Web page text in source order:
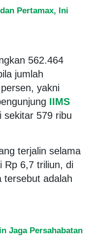
Pertamax, Ini
562.464
jumlah
yakni
IIMS
sekitar 579 ribu
terjalin selama
Rp 6,7 triliun, di
tersebut adalah
Jaga Persahabatan